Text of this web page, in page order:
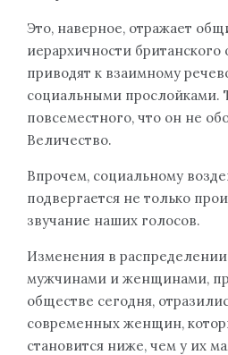
Это, наверное, отражает
иерархичности британского
приводят к взаимному
социальными прослойками.
повсеместного, что он не
Величество.
Впрочем, социальному
подвергается не только
звучание наших голосов.
Изменения в
мужчинами и женщинами,
обществе сегодня,
современных женщин,
становится ниже, чем у их